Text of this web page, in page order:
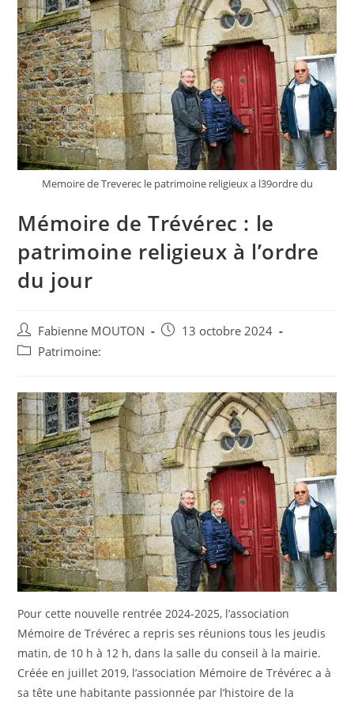
Memoire de Treverec le patrimoine religieux a l39ordre du
Mémoire de Trévérec : le
patrimoine religieux à l’ordre
du jour
Auteur/autrice
de
Fabienne MOUTON
Post13 octobre 2024
PostPatrimoine:
Pour cette nouvelle rentrée 2024-2025, l’association
Mémoire de Trévérec a repris ses réunions tous les jeudis
matin, de 10 h à 12 h, dans la salle du conseil à la mairie.
Créée en juillet 2019, l’association Mémoire de Trévérec a à
sa tête une habitante passionnée par l’histoire de la